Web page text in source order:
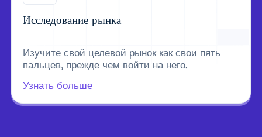
Исследование рынка
Изучите свой целевой рынок как свои пять
пальцев, прежде чем войти на него.
Узнать больше